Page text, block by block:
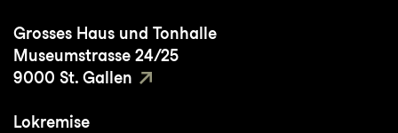
Grosses Haus und Tonhalle
Museumstrasse 24/25
9000 St. Gallen
Lokremise